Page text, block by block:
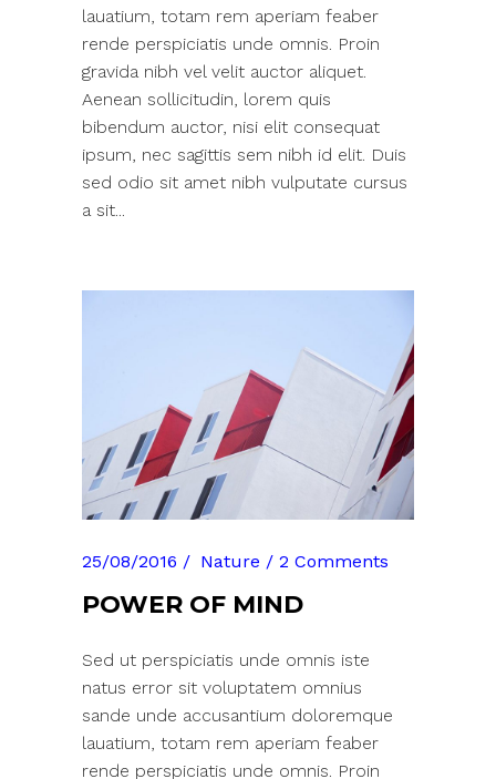
lauatium, totam rem aperiam feaber
rende perspiciatis unde omnis. Proin
gravida nibh vel velit auctor aliquet.
Aenean sollicitudin, lorem quis
bibendum auctor, nisi elit consequat
ipsum, nec sagittis sem nibh id elit. Duis
sed odio sit amet nibh vulputate cursus
a sit...
25/08/2016 Nature 2 Comments
POWER OF MIND
Sed ut perspiciatis unde omnis iste
natus error sit voluptatem omnius
sande unde accusantium doloremque
lauatium, totam rem aperiam feaber
rende perspiciatis unde omnis. Proin